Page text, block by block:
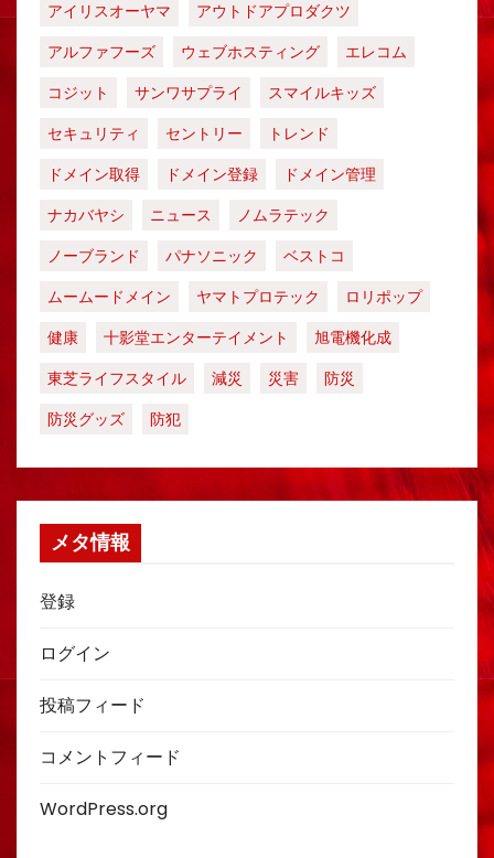
アイリスオーヤマ
アウトドアプロダクツ
アルファフーズ
ウェブホスティング
エレコム
コジット
サンワサプライ
スマイルキッズ
セキュリティ
セントリー
トレンド
ドメイン取得
ドメイン登録
ドメイン管理
ナカバヤシ
ニュース
ノムラテック
ノーブランド
パナソニック
ベストコ
ムームードメイン
ヤマトプロテック
ロリポップ
健康
十影堂エンターテイメント
旭電機化成
東芝ライフスタイル
減災 災害
防災
防災グッズ
防犯
メタ情報
登録
ログイン
投稿フィード
コメントフィード
WordPress.org